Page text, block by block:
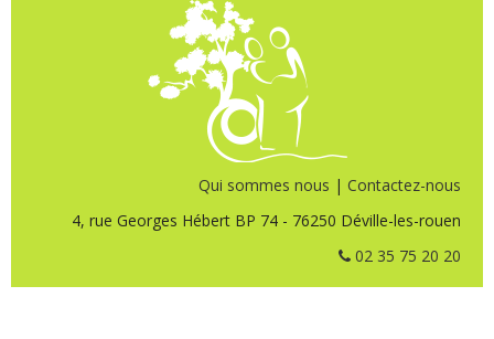
Qui sommes nous | Contactez-nous
4, rue Georges Hébert BP 74 - 76250 Déville-les-rouen
02 35 75 20 20